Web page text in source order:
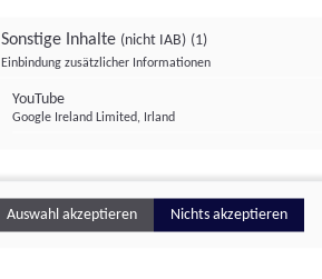
Sonstige Inhalte (nicht IAB) (1)
Einbindung zusätzlicher Informationen
YouTube
Google Ireland Limited, Irland
Auswahl akzeptieren Nichts akzeptieren